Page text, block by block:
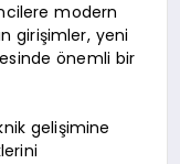
modern
girişimler, yeni
önemli bir
gelişimine